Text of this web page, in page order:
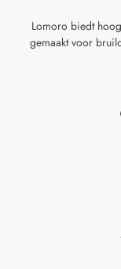
Lomoro biedt
gemaakt voor